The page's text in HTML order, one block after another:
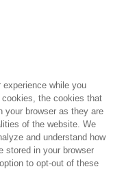
while you
the cookies that
your browser as they are
of the website. We
and understand how
stored in your browser
to opt-out of these